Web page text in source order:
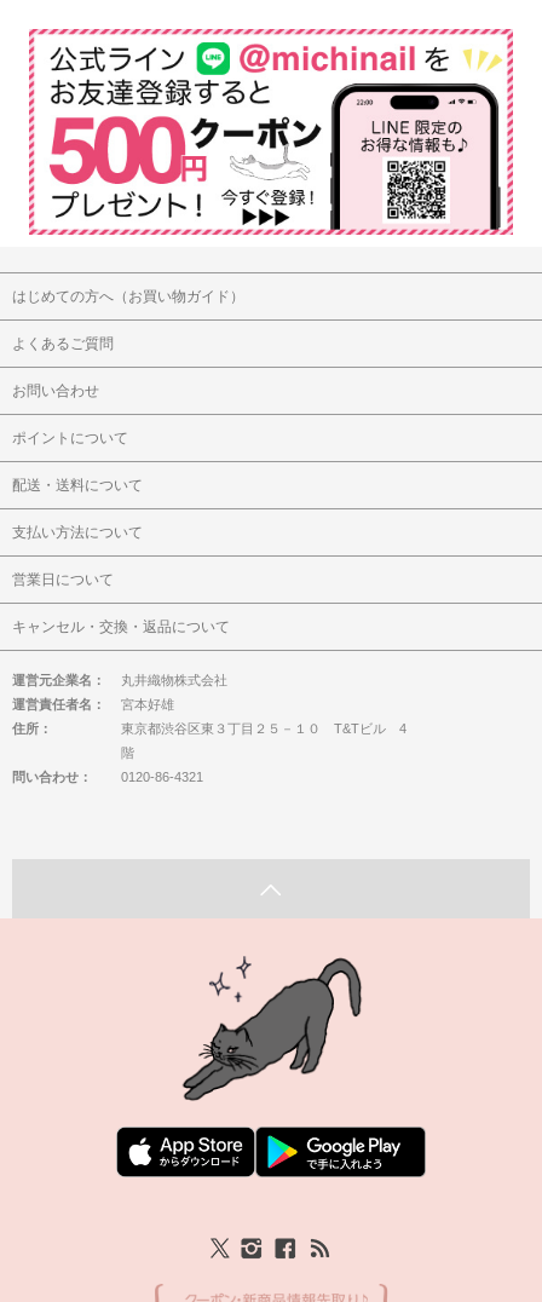
はじめての方へ（お買い物ガイド）
よくあるご質問
お問い合わせ
ポイントについて
配送・送料について
支払い方法について
営業日について
キャンセル・交換・返品について
運営元企業名：
丸井織物株式会社
運営責任者名：
宮本好雄
住所：
東京都渋谷区東３丁目２５－１０ T&Tビル 4
階
問い合わせ：
0120-86-4321